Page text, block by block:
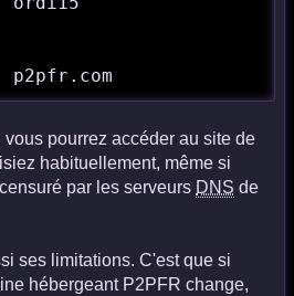
p2pfr.com
pourrez accéder au site de
habituellement, même si
par les serveurs DNS de
ses limitations. C'est que si
hébergeant P2PFR change,